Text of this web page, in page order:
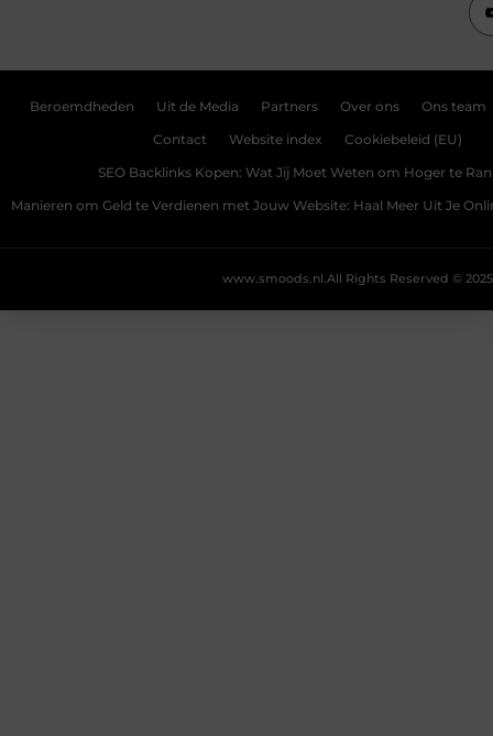
Beroemdheden Uit de Media Partners Over ons Ons team
Contact Website index Cookiebeleid (EU)
SEO Backlinks Kopen: Wat Jij Moet Weten om Hoger te
Manieren om Geld te Verdienen met Jouw Website: Haal Meer Uit Je
All Rights Reserved © 2025
www.smoods.nl.